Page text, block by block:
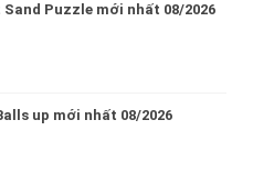
Puzzle mới nhất 08/2026
up mới nhất 08/2026